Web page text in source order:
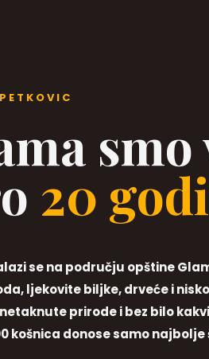
smo
20
se na području opštine
ljekovite biljke, drveće i
prirode i bez bilo
košnica donose samo